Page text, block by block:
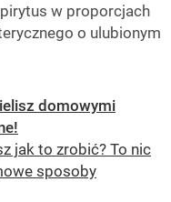
w proporcjach
o ulubionym
domowymi
jak to zrobić? To nic
sposoby